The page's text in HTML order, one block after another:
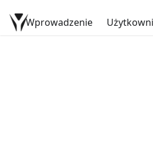
Dokumentacja YetiForce
Wprowadzenie